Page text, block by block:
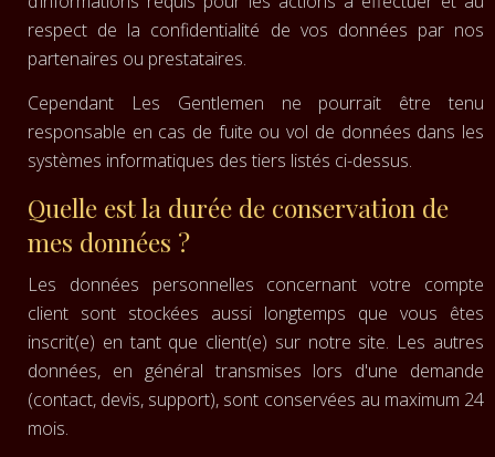
respect de la confidentialité de vos données par nos
partenaires ou prestataires.
Cependant Les Gentlemen ne pourrait être tenu
responsable en cas de fuite ou vol de données dans les
systèmes informatiques des tiers listés ci-dessus.
Quelle est la durée de conservation de
mes données ?
Les données personnelles concernant votre compte
client sont stockées aussi longtemps que vous êtes
inscrit(e) en tant que client(e) sur notre site. Les autres
données, en général transmises lors d'une demande
(contact, devis, support), sont conservées au maximum 24
mois.